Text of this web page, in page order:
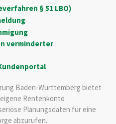
§ 51 LBO)
verminderter
Baden-Württemberg bietet
Rentenkonto
Planungsdaten für eine
abzurufen.